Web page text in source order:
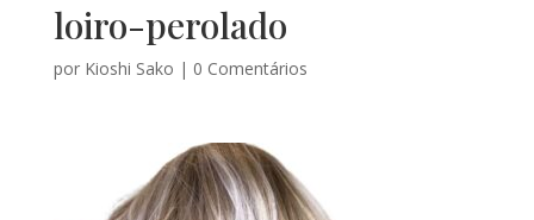
loiro-perolado
por Kioshi Sako | 0 Comentários